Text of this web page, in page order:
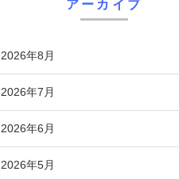
アーカイブ
2026年8月
2026年7月
2026年6月
2026年5月